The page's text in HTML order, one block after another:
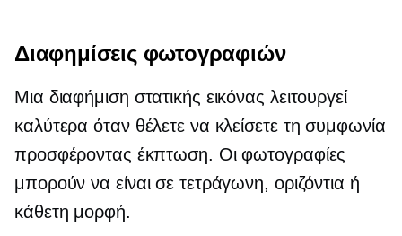
Διαφημίσεις φωτογραφιών
Μια διαφήμιση στατικής εικόνας λειτουργεί
καλύτερα όταν θέλετε να κλείσετε τη συμφωνία
προσφέροντας έκπτωση. Οι φωτογραφίες
μπορούν να είναι σε τετράγωνη, οριζόντια ή
κάθετη μορφή.